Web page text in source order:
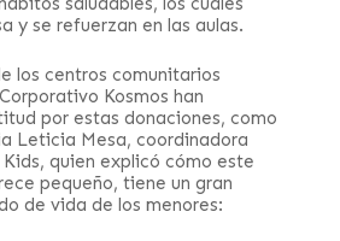
y se refuerzan en las aulas.
los centros comunitarios
Kosmos han
por estas donaciones, como
Leticia Mesa, coordinadora
quien explicó cómo este
pequeño, tiene un gran
de vida de los menores: